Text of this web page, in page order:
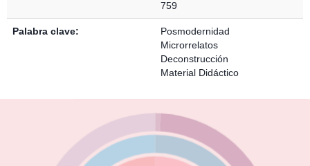
759
Palabra clave:
Posmodernidad
Microrrelatos
Deconstrucción
Material Didáctico